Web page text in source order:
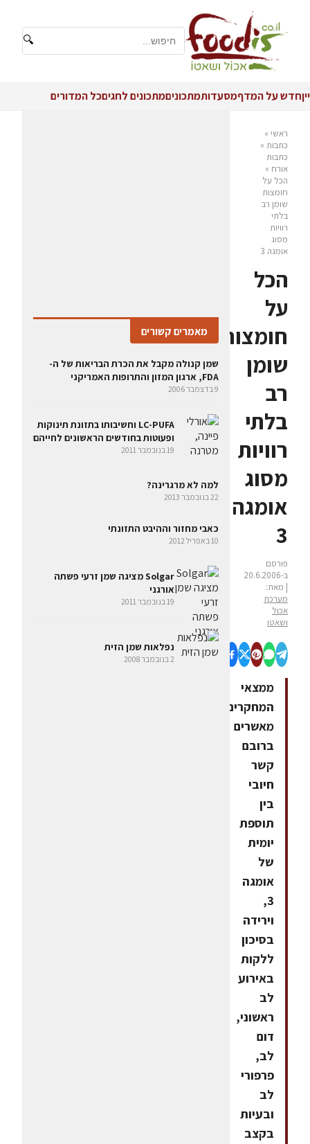
🔍
ייןחדש על המדףמסעדותמתכוניםמתכונים לחגיםכל המדורים
ראשי »
כתבות »
כתבות
אורח »
הכל על
חומצות
שומן רב
בלתי
רוויות
מסוג
אומגה 3
הכל
על
חומצות
שומן
רב
בלתי
רוויות
מסוג
אומגה
3
פורסם
ב-20.6.2006
| מאת:
מערכת
אכול
ושאטו
ממצאי
המחקרים
מאשרים
ברובם
קשר
חיובי
בין
תוספת
יומית
של
אומגה
3,
וירידה
בסיכון
ללקות
באירוע
לב
ראשוני,
דום
לב,
פרפורי
לב
ובעיות
בקצב
מאמרים קשורים
שמן קנולה מקבל את הכרת הבריאות של ה-
FDA, ארגון המזון והתרופות האמריקני
9 בדצמבר 2006
LC-PUFA וחשיבותו בתזונת תינוקות
ופעוטות בחודשים הראשונים לחייהם
19 בנובמבר 2011
למה לא מרגרינה?
22 בנובמבר 2013
כאבי מחזור וההיבט התזונתי
10 באפריל 2012
Solgar מציגה שמן זרעי פשתה
אורגני
19 בנובמבר 2011
נפלאות שמן הזית
2 בנובמבר 2008